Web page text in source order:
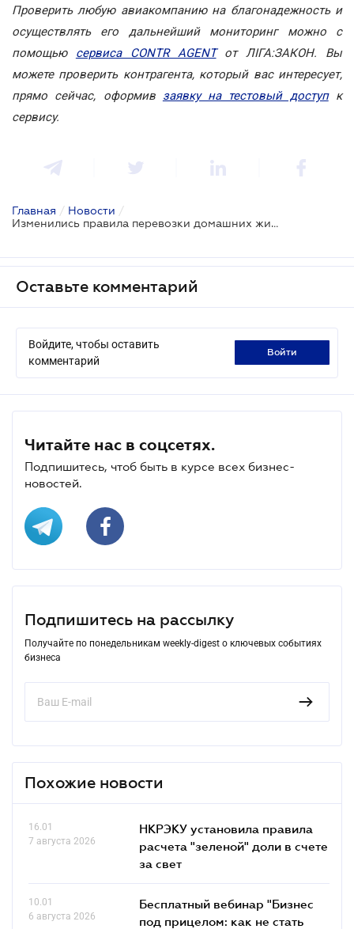
Проверить любую авиакомпанию на благонадежность и
осуществлять его дальнейший мониторинг можно с
помощью сервиса CONTR AGENTот ЛІГА:ЗАКОН. Вы
можете проверить контрагента, который вас интересует,
прямо сейчас, оформив заявку на тестовый доступк
сервису.
Главная / Новости /
Изменились правила перевозки домашних животных за границу
Оставьте комментарий
Войдите, чтобы оставить
комментарий
войти
Читайте нас в соцсетях.
Подпишитесь, чтоб быть в курсе всех бизнес-
новостей.
Подпишитесь на рассылку
Получайте по понедельникам weekly-digest о ключевых событиях
бизнеса
Похожие новости
16.01
7 августа 2026
НКРЭКУ установила правила
расчета "зеленой" доли в счете
за свет
10.01
6 августа 2026
Бесплатный вебинар "Бизнес
под прицелом: как не стать